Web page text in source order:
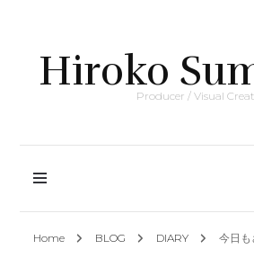
HirokoProducer / Visual
Home BLOG DIARY 今日も